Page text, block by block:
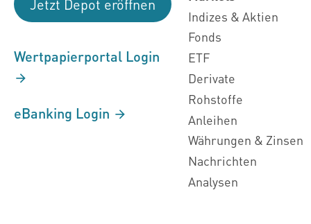
Jetzt Depot eröffnen
Wertpapierportal Login
eBanking Login
Indizes & Aktien
Fonds
ETF
Derivate
Rohstoffe
Anleihen
Währungen & Zinsen
Nachrichten
Analysen